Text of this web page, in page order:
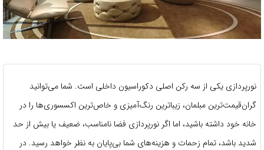
نورپردازی یکی از سه رکن اصلی دکوراسیون داخلی است. شما می‌توانید
گران‌قیمت‌ترین مبلمان، زیباترین رنگ‌آمیزی و خاص‌ترین اکسسوری‌ها را در
خانه خود داشته باشید، اما اگر نورپردازی فضا نامناسب، ضعیف یا بیش از حد
شدید باشد، تمام زحمات و هزینه‌های شما بی‌پایان به نظر خواهد رسید. در